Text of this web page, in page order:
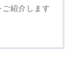
紹介します